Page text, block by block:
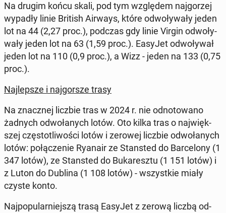
Na drugim końcu skali, pod tym wzglę­dem naj­go­rzej
wypadły linie British Airways, które od­wo­ły­wa­ły jeden
lot na 44 (2,27 proc.), podczas gdy linie Virgin od­wo­ły­
wa­ły jeden lot na 63 (1,59 proc.). EasyJet od­wo­ły­wał
jeden lot na 110 (0,9 proc.), a Wizz - jeden na 133 (0,75
proc.).
Naj­lep­sze i naj­gor­sze trasy
Na znacz­nej liczbie tras w 2024 r. nie od­no­to­wa­no
żadnych od­wo­ła­nych lotów. Oto kilka tras o naj­więk­
szej czę­sto­tli­wo­ści lotów i zerowej liczbie od­wo­ła­nych
lotów: po­łą­cze­nie Ryanair ze Stan­sted do Bar­ce­lo­ny (1
347 lotów), ze Stan­sted do Bu­ka­resz­tu (1 151 lotów) i
z Luton do Dublina (1 108 lotów) - wszyst­kie miały
czyste konto.
Naj­po­pu­lar­niej­szą trasą EasyJet z zerową liczbą od­